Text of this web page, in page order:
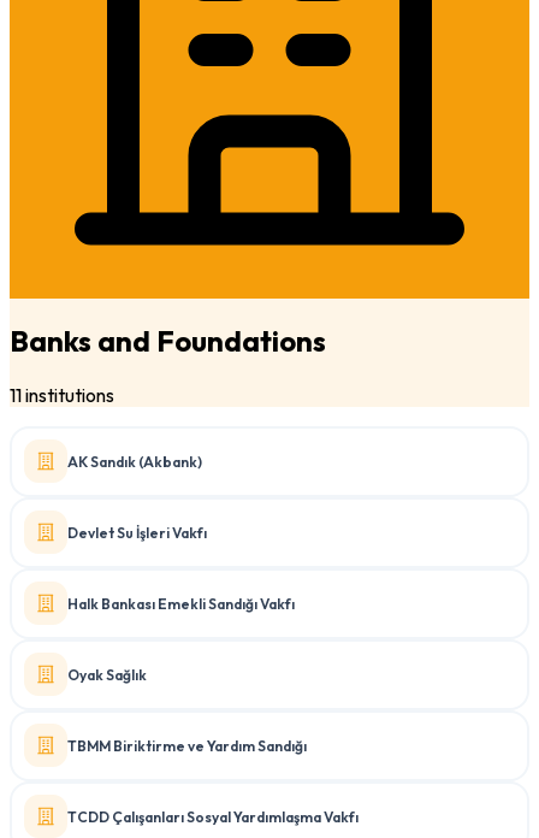
Banks and Foundations
11 institutions
AK Sandık (Akbank)
Devlet Su İşleri Vakfı
Halk Bankası Emekli Sandığı Vakfı
Oyak Sağlık
TBMM Biriktirme ve Yardım Sandığı
TCDD Çalışanları Sosyal Yardımlaşma Vakfı